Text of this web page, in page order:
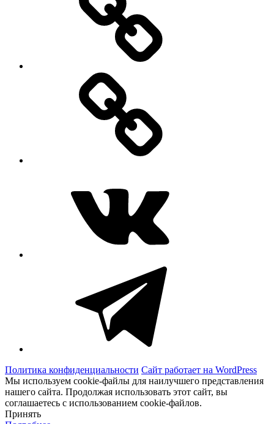
Политика конфиденциальности Сайт работает на WordPress
Мы используем cookie-файлы для наилучшего представления
нашего сайта. Продолжая использовать этот сайт, вы
соглашаетесь с использованием cookie-файлов.
Принять